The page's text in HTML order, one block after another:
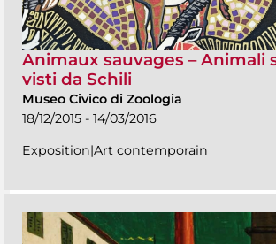
Animaux sauvages – Animali
visti da Schili
Museo Civico di Zoologia
18/12/2015 - 14/03/2016
Exposition|Art contemporain